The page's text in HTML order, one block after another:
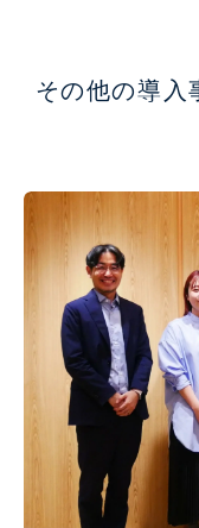
その他の導入